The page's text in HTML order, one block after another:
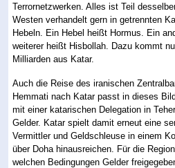
Terrornetzwerken. Alles ist Teil
Westen verhandelt gern in getrennten
Hebeln. Ein Hebel heißt Hormus. Ein
weiterer heißt Hisbollah. Dazu kommt
Milliarden aus Katar.
Auch die Reise des iranischen
Hemmati nach Katar passt in dieses
mit einer katarischen Delegation in
Gelder. Katar spielt damit erneut eine
Vermittler und Geldschleuse in einem
über Doha hinausreichen. Für die
welchen Bedingungen Gelder